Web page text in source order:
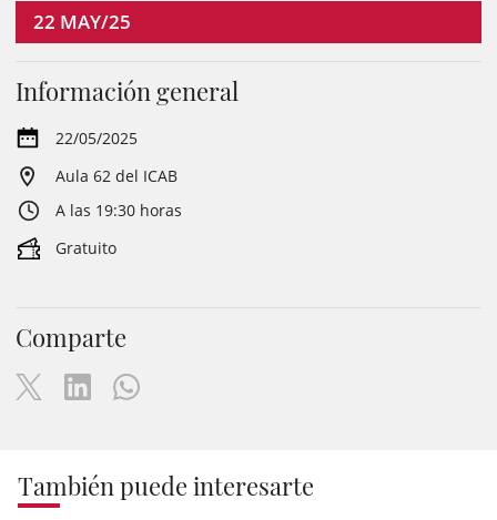
22 MAY/25
Información general
22/05/2025
Aula 62 del ICAB
A las 19:30 horas
Gratuito
Comparte
También puede interesarte